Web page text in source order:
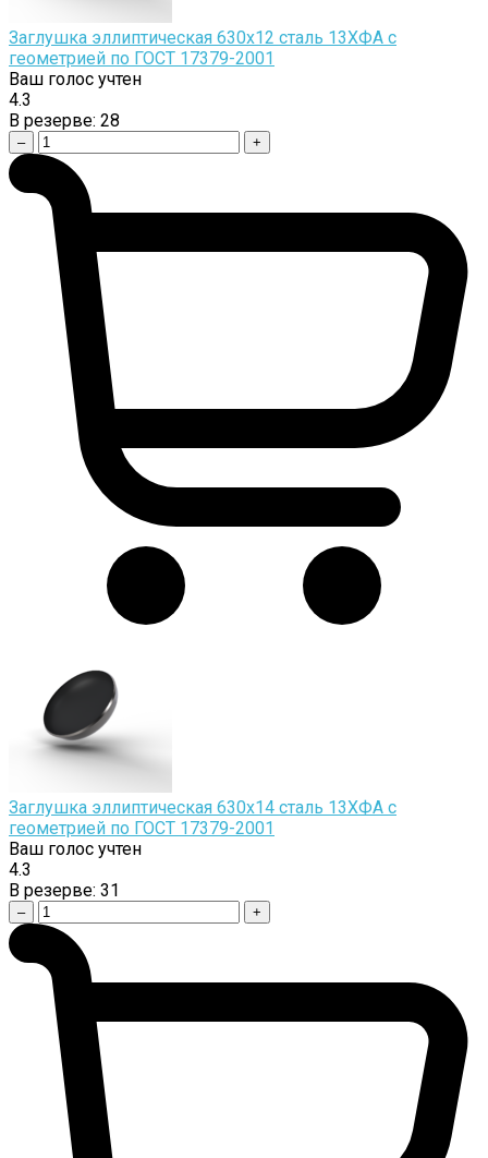
Заглушка эллиптическая 630х12 сталь 13ХФА с
геометрией по ГОСТ 17379-2001
Ваш голос учтен
4.3
В резерве: 28
– +
Заглушка эллиптическая 630х14 сталь 13ХФА с
геометрией по ГОСТ 17379-2001
Ваш голос учтен
4.3
В резерве: 31
– +